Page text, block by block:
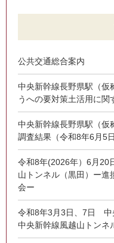
公共交通総合案内
中央新幹線長野県駅（仮
うへの要対策土活用に関
中央新幹線長野県駅（仮
調査結果（令和8年6月5日
令和8年(2026年）6月
山トンネル（黒田）ー進
会ー
令和8年3月3日、7日 中
中央新幹線風越山トンネ